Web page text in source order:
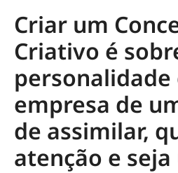
Criar um
Criativo é
personalidade
empresa de
de assimilar,
atenção e seja